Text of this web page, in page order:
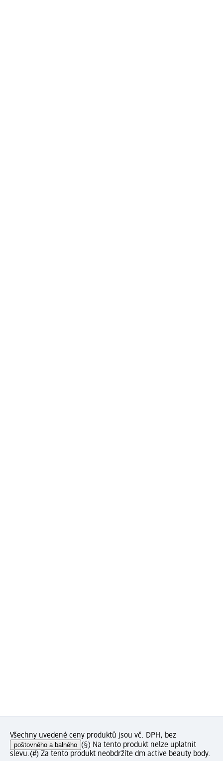
Všechny uvedené ceny produktů jsou vč. DPH, bez
poštovného a balného (§) Na tento produkt nelze uplatnit
slevu.(#) Za tento produkt neobdržíte dm active beauty body.